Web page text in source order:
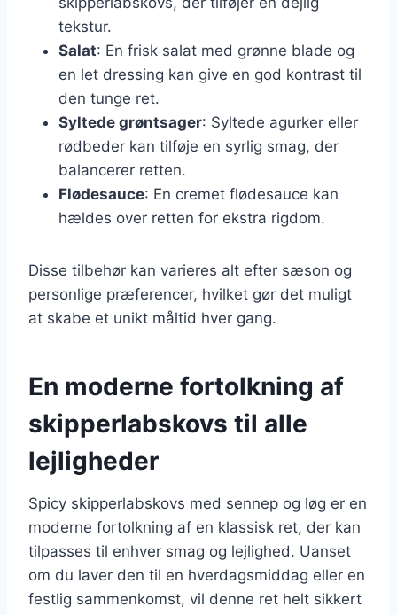
tekstur.
Salat: En frisk salat med grønne blade og
en let dressing kan give en god kontrast til
den tunge ret.
Syltede grøntsager: Syltede agurker eller
rødbeder kan tilføje en syrlig smag, der
balancerer retten.
Flødesauce: En cremet flødesauce kan
hældes over retten for ekstra rigdom.
Disse tilbehør kan varieres alt efter sæson og
personlige præferencer, hvilket gør det muligt
at skabe et unikt måltid hver gang.
En moderne fortolkning af
skipperlabskovs til alle
lejligheder
Spicy skipperlabskovs med sennep og løg er en
moderne fortolkning af en klassisk ret, der kan
tilpasses til enhver smag og lejlighed. Uanset
om du laver den til en hverdagsmiddag eller en
festlig sammenkomst, vil denne ret helt sikkert